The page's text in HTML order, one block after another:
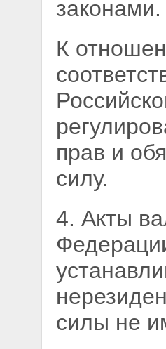
законами.
К
прав и
силу.
4. Акты
силы не